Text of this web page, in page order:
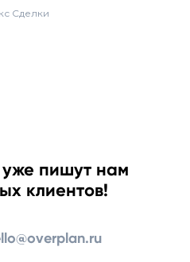
Сделки
пишут нам
клиентов!